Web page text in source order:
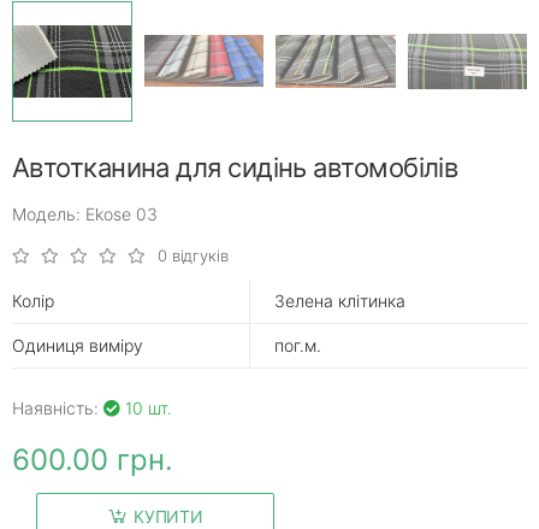
Автотканина для сидінь автомобілів
Модель: Ekose 03
0 відгуків
Колір Зелена клітинка
Одиниця виміру пог.м.
Наявність: 10 шт.
600.00 грн.
КУПИТИ